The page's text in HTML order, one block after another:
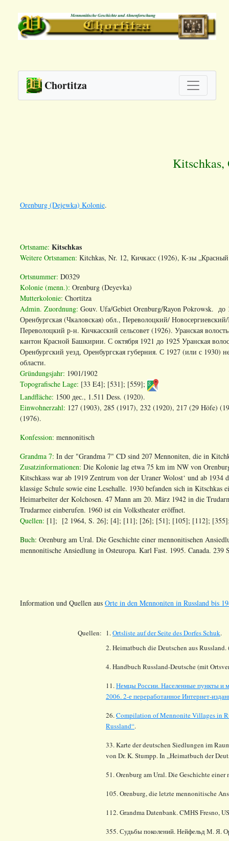
Chortitza
Kitschkas,
Orenburg (Dejewka) Kolonie.
Ortsname: Kitschkas
Weitere Ortsnamen: Kitchkas, Nr. 12, Кичкасс (1926), К-зы
Ortsnummer: D0329
Kolonie (menn.): Orenburg (Deyevka)
Mutterkolonie: Chortitza
Admin. Zuordnung: Gouv. Ufa/Gebiet Orenburg/Rayon Pokrowsk. до
Оренбургская (Чкаловская) обл., Переволоцкий/ Новосергиевский/
Переволоцкий р-н. Кичкасский сельсовет (1926). Уранская
кантон Красной Башкирии. С октября 1921 до 1925 Уранская
Оренбургский уезд, Оренбургская губерния. С 1927 (или с 1930)
области.
Gründungsjahr: 1901/1902
Topografische Lage: [33 E4]; [531]; [559];
Landfläche: 1500 дес., 1.511 Dess. (1920).
Einwohnerzahl: 127 (1903), 285 (1917), 232 (1920), 217 (29 Höfe)
(1976).
Konfession: mennonitisch
Grandma 7: In der "Grandma 7" CD sind 207 Mennoniten, die in
Zusatzinformationen: Die Kolonie lag etwa 75 km im NW von
Kitschkass war ab 1919 Zentrum von der Uraner Wolost‘ und ab
klassige Schule sowie eine Lesehalle. 1930 befanden sich in
Heimarbeiter der Kolchosen. 47 Mann am 20. März 1942 in die
Trudarmee einberufen. 1960 ist ein Volkstheater eröffnet.
Quellen: [1]; [2 1964, S. 26]; [4]; [11]; [26]; [51]; [105]; [112];
Buch: Orenburg am Ural. Die Geschichte einer mennonitisehen
mennonitische Ansiedlung in Osteuropa. Karl Fast. 1995. Canada. 239
Information und Quellen aus Orte in den Mennoniten in Russland bis
Quellen: 1.Ortsliste auf der Seite des DorfesSchuk.
2. Heimatbuch die Deutschen aus
4. Handbuch Russland-Deutsche (mit
11.Немцы России. Населенные пункты и
2006. 2-е переработанное Интернет-
26.Compilation of Mennonite Villages in
Russland“.
33. Karte der deutschen Siedlungen im
von Dr. K. Stumpp. In „Heimatbuch der
51. Orenburg am Ural. Die Geschichte
105. Orenburg, die letzte mennonitische
112.Grandma Datenbank. CMHS Fresno,
355.Судьбы поколений. Нейфельд М. Я.